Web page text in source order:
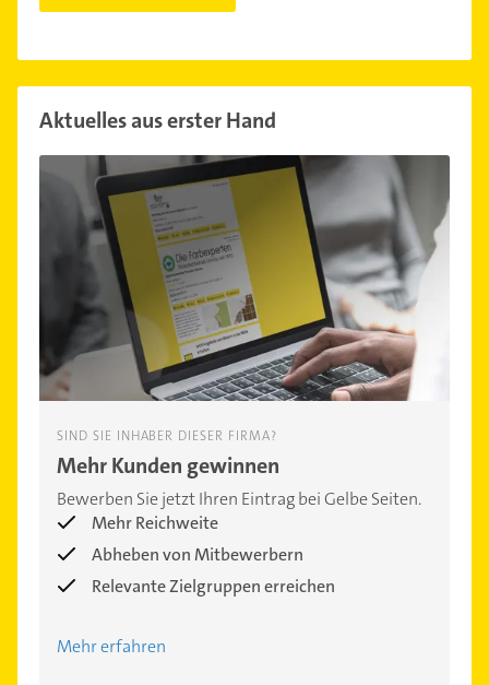
Aktuelles aus erster Hand
SIND SIE INHABER DIESER FIRMA?
Mehr Kunden gewinnen
Bewerben Sie jetzt Ihren Eintrag bei Gelbe Seiten.
Mehr Reichweite
Abheben von Mitbewerbern
Relevante Zielgruppen erreichen
Mehr erfahren